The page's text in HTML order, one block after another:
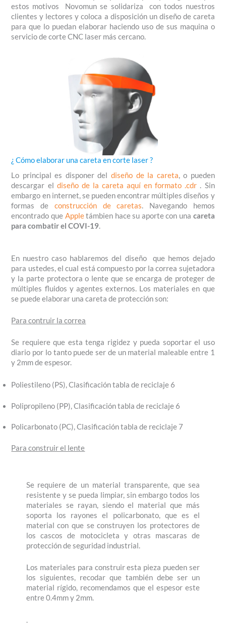
estos motivos Novomun se solidariza con todos nuestros
clientes y lectores y coloca a disposición un diseño de careta
para que lo puedan elaborar haciendo uso de sus maquina o
servicio de corte CNC laser más cercano.
¿ Cómo elaborar una careta en corte laser ?
Lo principal es disponer del diseño de la careta, o pueden
descargar el diseño de la careta aquí en formato .cdr . Sin
embargo en internet, se pueden encontrar múltiples diseños y
formas de construcción de caretas. Navegando hemos
encontrado que Appletámbien hace su aporte con una careta
para combatir el COVI-19.
En nuestro caso hablaremos del diseño que hemos dejado
para ustedes, el cual está compuesto por la correa sujetadora
y la parte protectora o lente que se encarga de proteger de
múltiples fluidos y agentes externos. Los materiales en que
se puede elaborar una careta de protección son:
Para contruir la correa
Se requiere que esta tenga rigidez y pueda soportar el uso
diario por lo tanto puede ser de un material maleable entre 1
y 2mm de espesor.
Poliestileno (PS), Clasificación tabla de reciclaje 6
Polipropileno (PP), Clasificación tabla de reciclaje 6
Policarbonato (PC), Clasificación tabla de reciclaje 7
Para construir el lente
Se requiere de un material transparente, que sea
resistente y se pueda limpiar, sin embargo todos los
materiales se rayan, siendo el material que más
soporta los rayones el policarbonato, que es el
material con que se construyen los protectores de
los cascos de motocicleta y otras mascaras de
protección de seguridad industrial.
Los materiales para construir esta pieza pueden ser
los siguientes, recodar que también debe ser un
material rígido, recomendamos que el espesor este
entre 0.4mm y 2mm.
.